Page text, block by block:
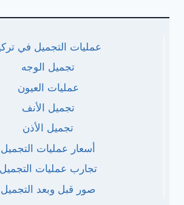
عمليات التجميل في
تجميل الوجه
عمليات العيون
تجميل الأنف
تجميل الأذن
أسعار عمليات التجميل
تجارب عمليات التجميل
صور قبل وبعد التجميل